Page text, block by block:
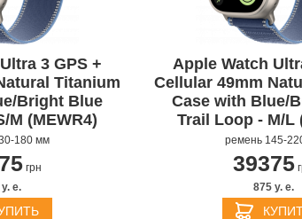
14 PRO APPLE IPHONE
3 GPS +
Titanium
Bright Blue
M (MEWR4)
180 мм
грн
e.
Apple Watch
Cellular 49mm
Case with Blue/
Trail Loop - M/L
ремень 145-
39375
875 y. e.